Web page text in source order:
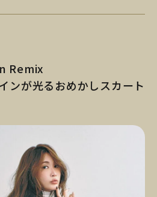
Remix
ンが光るおめかしスカート